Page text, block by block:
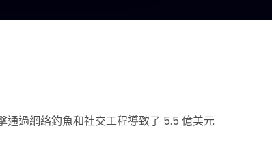
通過網絡釣魚和社交工程導致了 5.5 億美元